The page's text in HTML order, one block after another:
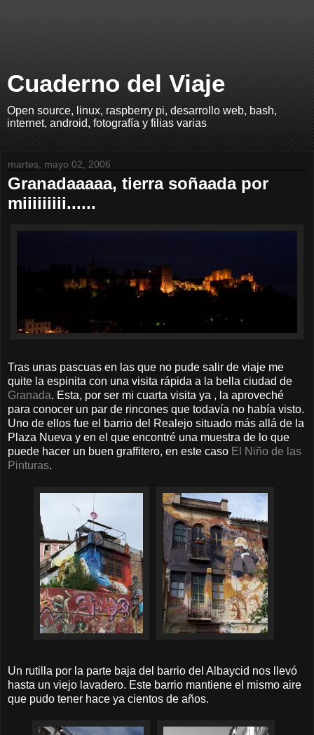
Cuaderno del Viaje
Open source, linux, raspberry pi, desarrollo web, bash,
internet, android, fotografía y filias varias
martes, mayo 02, 2006
Granadaaaaa, tierra soñaada por
miiiiiiiii......
Tras unas pascuas en las que no pude salir de viaje me
quite la espinita con una visita rápida a la bella ciudad de
Granada. Esta, por ser mi cuarta visita ya , la aproveché
para conocer un par de rincones que todavía no había visto.
Uno de ellos fue el barrio del Realejo situado más allá de la
Plaza Nueva y en el que encontré una muestra de lo que
puede hacer un buen graffitero, en este caso El Niño de las
Pinturas.
Un rutilla por la parte baja del barrio del Albaycid nos llevó
hasta un viejo lavadero. Este barrio mantiene el mismo aire
que pudo tener hace ya cientos de años.